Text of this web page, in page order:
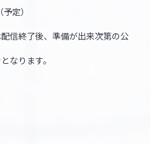
定）
信終了後、準備が出来次第の公
なります。